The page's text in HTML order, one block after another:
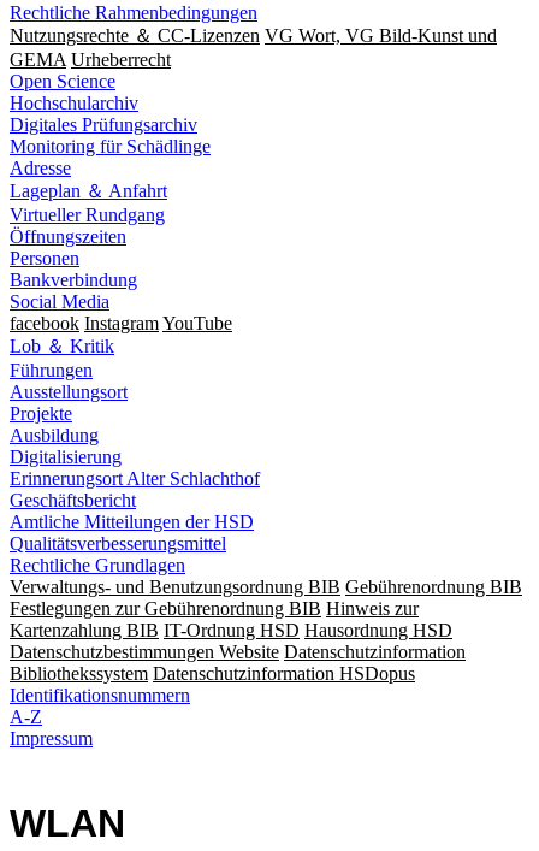
Rechtliche Rahmenbedingungen
Nutzungsrechte ＆ CC-Lizenzen VG Wort, VG Bild-Kunst und
GEMA Urheberrecht
Open Science
Hochschularchiv
Digitales Prüfungsarchiv
Monitoring für Schädlinge
Adresse
Lageplan ＆ Anfahrt
Virtueller Rundgang
Öffnungszeiten
Personen
Bankverbindung
Social Media
facebook InstagramYouTube
Lob ＆ Kritik
Führungen
Ausstellungsort
Projekte
Ausbildung
Digitalisierung
Erinnerungsort Alter Schlachthof
Geschäftsbericht
Amtliche Mitteilungen der HSD
Qualitätsverbesserungsmittel
Rechtliche Grundlagen
Verwaltungs- und Benutzungsordnung BIB Gebührenordnung BIB
Festlegungen zur Gebührenordnung BIB Hinweis zur
Kartenzahlung BIB IT-Ordnung HSD Hausordnung HSD
Datenschutzbestimmungen Website Datenschutzinformation
Bibliothekssystem Datenschutzinformation HSDopus
Identifikationsnummern
A-Z
Impressum
WLAN